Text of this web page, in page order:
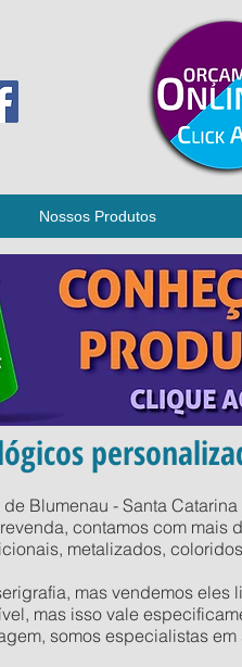
Nossos Produtos
Blumenau - Santa
contamos com
metalizados,
mas vendemos
mas isso vale
somos especialistas em